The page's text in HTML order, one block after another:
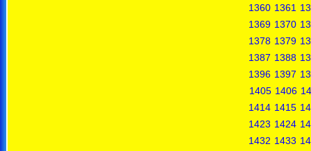
1360 1361
1369 1370
1378 1379
1387 1388
1396 1397
1405 1406
1414 1415
1423 1424
1432 1433